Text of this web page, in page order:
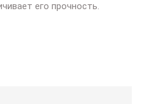
его прочность.